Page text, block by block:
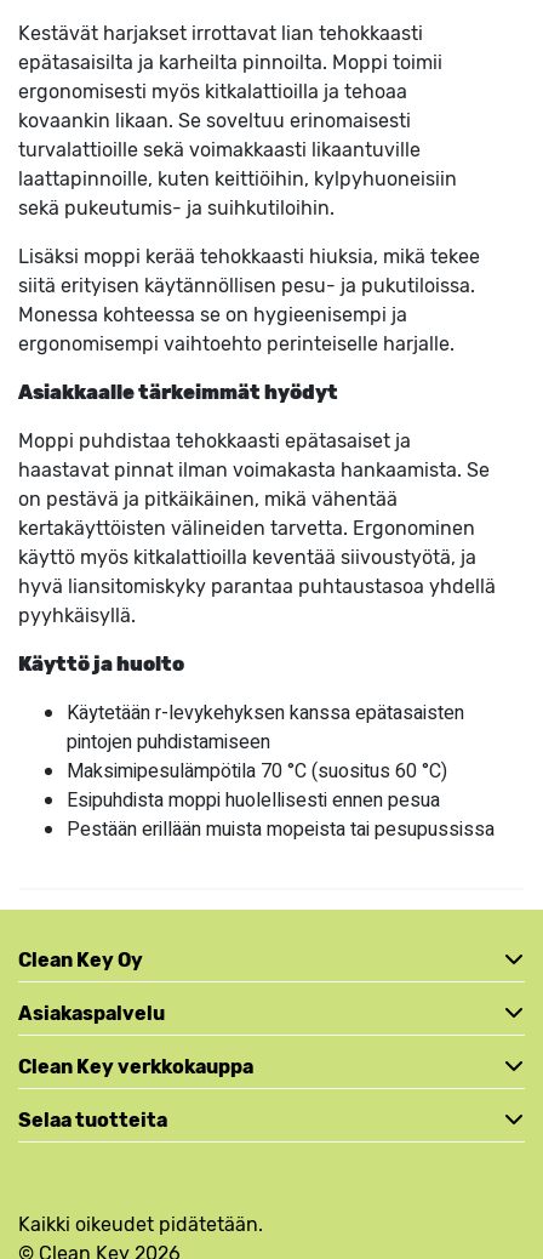
Kestävät harjakset irrottavat lian tehokkaasti
epätasaisilta ja karheilta pinnoilta. Moppi toimii
ergonomisesti myös kitkalattioilla ja tehoaa
kovaankin likaan. Se soveltuu erinomaisesti
turvalattioille sekä voimakkaasti likaantuville
laattapinnoille, kuten keittiöihin, kylpyhuoneisiin
sekä pukeutumis- ja suihkutiloihin.
Lisäksi moppi kerää tehokkaasti hiuksia, mikä tekee
siitä erityisen käytännöllisen pesu- ja pukutiloissa.
Monessa kohteessa se on hygieenisempi ja
ergonomisempi vaihtoehto perinteiselle harjalle.
Asiakkaalle tärkeimmät hyödyt
Moppi puhdistaa tehokkaasti epätasaiset ja
haastavat pinnat ilman voimakasta hankaamista. Se
on pestävä ja pitkäikäinen, mikä vähentää
kertakäyttöisten välineiden tarvetta. Ergonominen
käyttö myös kitkalattioilla keventää siivoustyötä, ja
hyvä liansitomiskyky parantaa puhtaustasoa yhdellä
pyyhkäisyllä.
Käyttö ja huolto
Käytetään r-levykehyksen kanssa epätasaisten
pintojen puhdistamiseen
Maksimipesulämpötila 70 °C (suositus 60 °C)
Esipuhdista moppi huolellisesti ennen pesua
Pestään erillään muista mopeista tai pesupussissa
Clean Key Oy
Asiakaspalvelu
Clean Key verkkokauppa
Selaa tuotteita
Kaikki oikeudet pidätetään.
© Clean Key 2026